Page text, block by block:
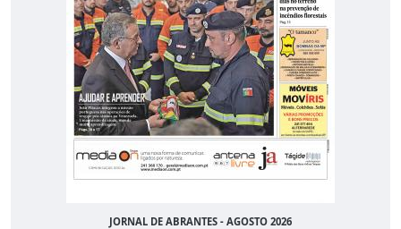
JORNAL DE ABRANTES - AGOSTO 2026